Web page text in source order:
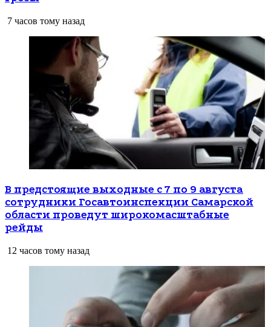
7 часов тому назад
В предстоящие выходные с 7 по 9 августа
сотрудники Госавтоинспекции Самарской
области проведут широкомасштабные
рейды
12 часов тому назад